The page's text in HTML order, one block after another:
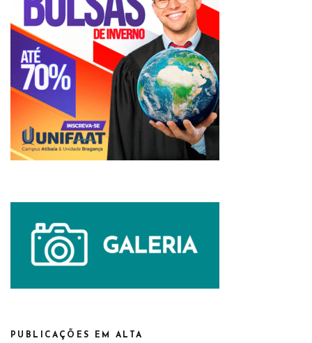
PUBLICAÇÕES EM ALTA